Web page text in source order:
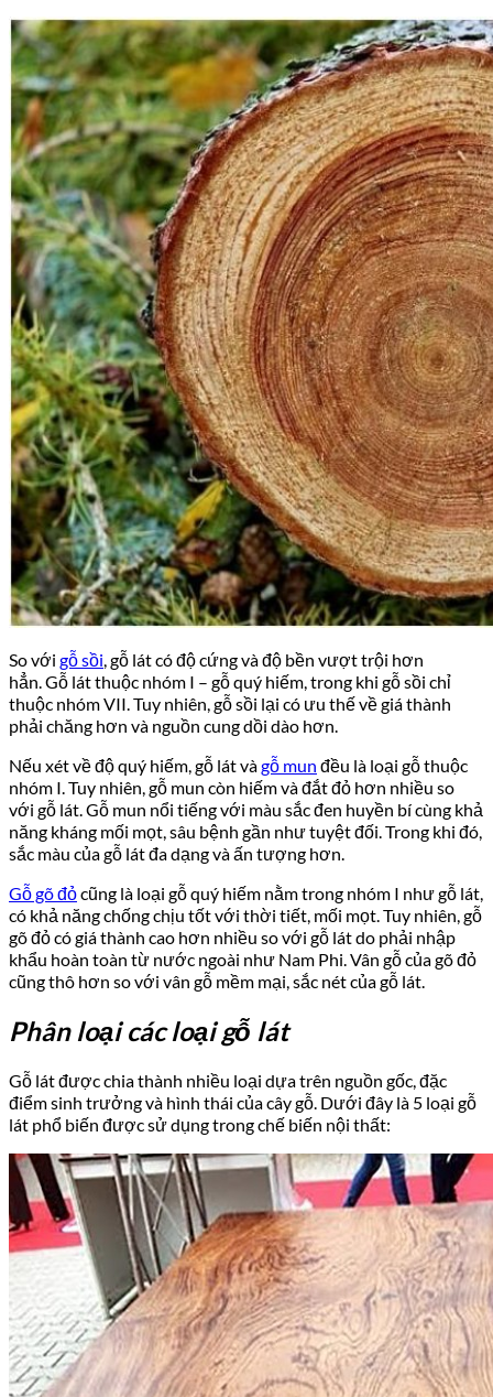
So với gỗ sồi , gỗ lát có độ cứng và độ bền vượt trội hơn
hẳn. Gỗ lát thuộc nhóm I – gỗ quý hiếm, trong khi gỗ sồi chỉ
thuộc nhóm VII. Tuy nhiên, gỗ sồi lại có ưu thế về giá thành
phải chăng hơn và nguồn cung dồi dào hơn.
Nếu xét về độ quý hiếm, gỗ lát vàgỗ mun đều là loại gỗ thuộc
nhóm I. Tuy nhiên, gỗ mun còn hiếm và đắt đỏ hơn nhiều so
với gỗ lát. Gỗ mun nổi tiếng với màu sắc đen huyền bí cùng khả
năng kháng mối mọt, sâu bệnh gần như tuyệt đối. Trong khi đó,
sắc màu của gỗ lát đa dạng và ấn tượng hơn.
Gỗ gõ đỏcũng là loại gỗ quý hiếm nằm trong nhóm I như gỗ lát,
có khả năng chống chịu tốt với thời tiết, mối mọt. Tuy nhiên, gỗ
gõ đỏ có giá thành cao hơn nhiều so với gỗ lát do phải nhập
khẩu hoàn toàn từ nước ngoài như Nam Phi. Vân gỗ của gõ đỏ
cũng thô hơn so với vân gỗ mềm mại, sắc nét của gỗ lát.
Phân loại các loại gỗ lát
Gỗ lát được chia thành nhiều loại dựa trên nguồn gốc, đặc
điểm sinh trưởng và hình thái của cây gỗ. Dưới đây là 5 loại gỗ
lát phổ biến được sử dụng trong chế biến nội thất: